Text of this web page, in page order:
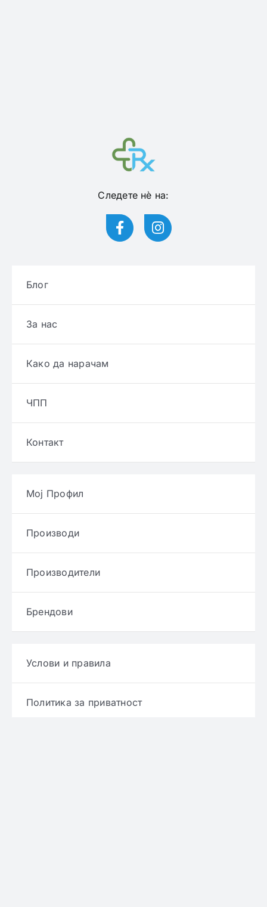
Следете нѐ на:
Блог
За нас
Како да нарачам
ЧПП
Контакт
Мој Профил
Производи
Производители
Брендови
Услови и правила
Политика за приватност